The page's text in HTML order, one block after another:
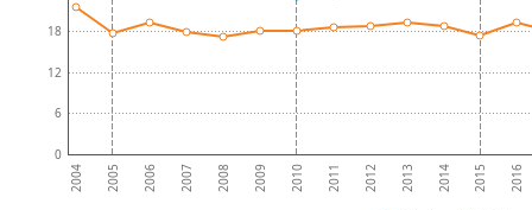
2004 2005 2006 2007 2008 2009 2010 2011 2012 2013 2014 2015 2016
0
6
12
18